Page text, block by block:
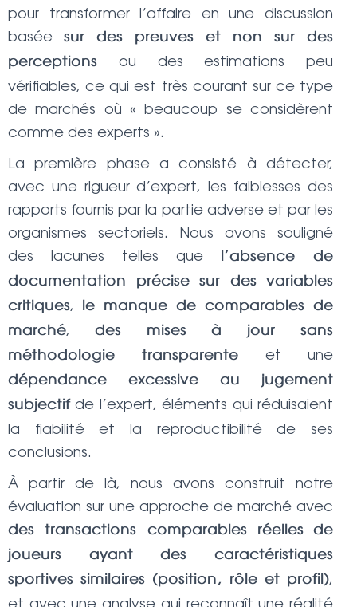
pour transformer l’affaire en une discussion
basée
sur des preuves et non sur des
perceptions
ou des estimations peu
vérifiables, ce qui est très courant sur ce type
de marchés où « beaucoup se considèrent
comme des experts ».
La première phase a consisté à détecter,
avec une rigueur d’expert, les faiblesses des
rapports fournis par la partie adverse et par les
organismes sectoriels. Nous avons souligné
des lacunes telles que
l’absence de
documentation précise sur des variables
critiques,
le manque de comparables de
marché,
des mises à jour sans
méthodologie transparente
et une
dépendance excessive au jugement
subjectifde l’expert, éléments qui réduisaient
la fiabilité et la reproductibilité de ses
conclusions.
À partir de là, nous avons construit notre
évaluation sur une approche de marché avec
des transactions comparables réelles
de
joueurs ayant des caractéristiques
sportives similaires (position, rôle et profil),